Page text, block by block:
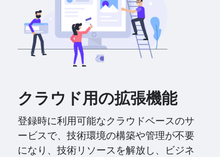
クラウド用の拡張機能
登録時に利用可能なクラウドベースのサ
ービスで、技術環境の構築や管理が不要
になり、技術リソースを解放し、ビジネ